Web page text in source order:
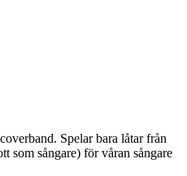
Spelar bara låtar från
som sångare) för våran sångare